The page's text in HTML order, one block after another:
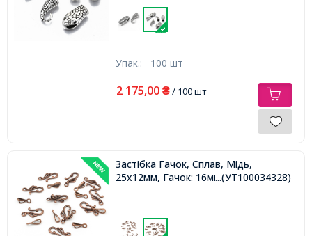
Упак.: 100 шт
2 175,00 ₴/ 100 шт
Застібка Гачок, Сплав, Мідь,
25x12мм, Гачок: 16мм, Отвір 3мм,
...(УТ100034328)